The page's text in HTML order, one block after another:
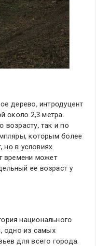
дерево, интродуцент
около 2,3 метра.
возрасту, так и по
которым более
но в условиях
времени может
ее возраст у
национального
одно из самых
для всего города.